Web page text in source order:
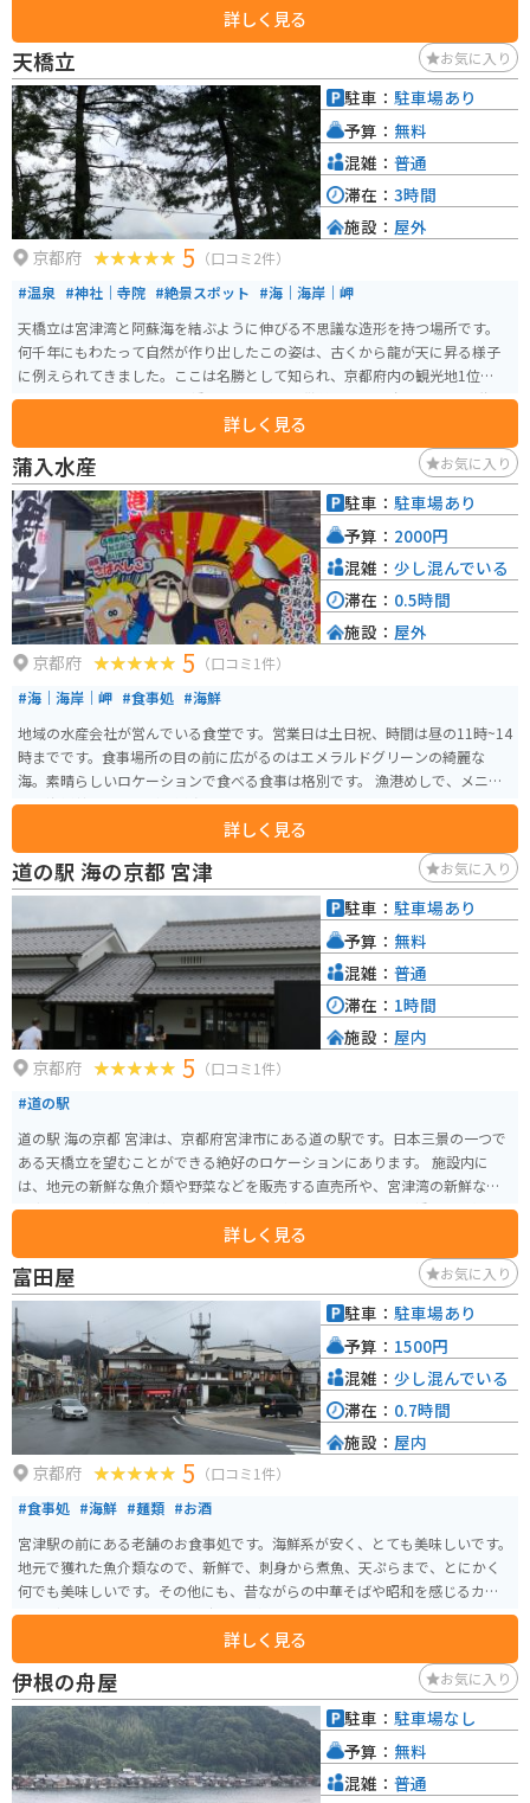
詳しく見る
天橋立 お気に入り
京都府 5 （口コミ2件）
#温泉 #神社｜寺院 #絶景スポット #海｜海岸｜岬
天橋立は宮津湾と阿蘇海を結ぶように伸びる不思議な造形を持つ場所です。
何千年にもわたって自然が作り出したこの姿は、古くから龍が天に昇る様子
に例えられてきました。ここは名勝として知られ、京都府内の観光地1位に選
ばれたこともあります。 天橋立からの眺め、散策、塩味を含まない不思議な
湧水「磯清水」などを楽しむことができます。また、海水浴や温泉を満喫す
ることもできるので、バイクで訪れるツーリングのおすすめスポットです。
詳しく見る
駐車： 駐車場あり
予算： 無料
混雑： 普通
滞在： 3時間
施設： 屋外
蒲入水産 お気に入り
京都府 5 （口コミ1件）
#海｜海岸｜岬 #食事処 #海鮮
地域の水産会社が営んでいる食堂です。営業日は土日祝、時間は昼の11時~14
時までです。食事場所の目の前に広がるのはエメラルドグリーンの綺麗な
海。素晴らしいロケーションで食べる食事は格別です。 漁港めしで、メニュ
ーは海鮮丼のみですが、鮮度、ボリューム、ロケーションは最高。その日の
朝に目の前に広がる海から採った新鮮なお魚は非常に美味しいです。ボリュ
ーム感もかなりあり、満足できます。 京都北部にある伊根町は、海と山に囲
まれた穏やかなこの町はツーリングに最適です。近くには有名な伊根の舟屋
があったり、少し走ると日本三景である天橋立があります。休憩がてら漁港
めしを堪能しませんか。
詳しく見る
駐車： 駐車場あり
予算： 2000円
混雑： 少し混んでいる
滞在： 0.5時間
施設： 屋外
道の駅 海の京都 宮津 お気に入り
京都府 5 （口コミ1件）
#道の駅
道の駅 海の京都 宮津は、京都府宮津市にある道の駅です。日本三景の一つで
ある天橋立を望むことができる絶好のロケーションにあります。 施設内に
は、地元の新鮮な魚介類や野菜などを販売する直売所や、宮津湾の新鮮な魚
介類を使った料理を提供するレストランがあります。また、天橋立を一望で
きる展望台や、観光案内所なども併設されています。 バイクで訪れる場合、
道の駅には広い駐車場が完備されているので安心です。天橋立周辺は、風光
明媚な景色が続くので、ツーリングにも最適なエリアです。道の駅で休憩を
挟みながら、周辺の観光を楽しむのがおすすめです。 宮津市は、新鮮な魚介
類が有名です。特に、冬の味覚として知られる「間人ガニ」は、地元で水揚
げされるブランドガニで、ぜひ味わってみてください。また、道の駅で購入
できる、地元産の干物や練り物もおすすめです。
詳しく見る
駐車： 駐車場あり
予算： 無料
混雑： 普通
滞在： 1時間
施設： 屋内
富田屋 お気に入り
京都府 5 （口コミ1件）
#食事処 #海鮮 #麺類 #お酒
宮津駅の前にある老舗のお食事処です。海鮮系が安く、とても美味しいです。
地元で獲れた魚介類なので、新鮮で、刺身から煮魚、天ぷらまで、とにかく
何でも美味しいです。その他にも、昔ながらの中華そばや昭和を感じるカレ
ーなどもあります。土日の昼時は結構混み合います。
詳しく見る
駐車： 駐車場あり
予算： 1500円
混雑： 少し混んでいる
滞在： 0.7時間
施設： 屋内
伊根の舟屋 お気に入り
駐車： 駐車場なし
予算： 無料
混雑： 普通